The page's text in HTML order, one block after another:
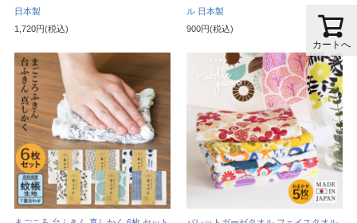
日本製
1,720円(税込)
ル 日本製
900円(税込)
カートへ